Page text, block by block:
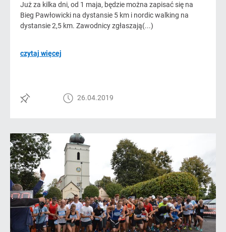
Już za kilka dni, od 1 maja, będzie można zapisać się na
Bieg Pawłowicki na dystansie 5 km i nordic walking na
dystansie 2,5 km. Zawodnicy zgłaszają(...)
czytaj więcej
26.04.2019